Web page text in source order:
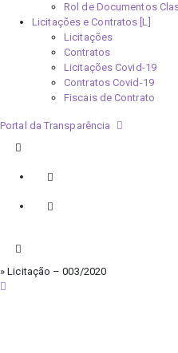
Rol de Documentos
Licitações e Contratos [L]
Licitações
Contratos
Licitações Covid-19
Contratos Covid-19
Fiscais de Contrato
Portal da Transparência
» Licitação – 003/2020